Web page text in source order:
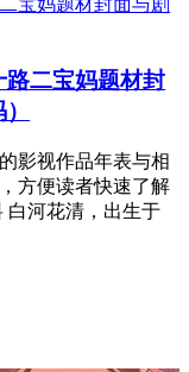
二宝妈题材封
影视作品年表与相
方便读者快速了解
白河花清，出生于